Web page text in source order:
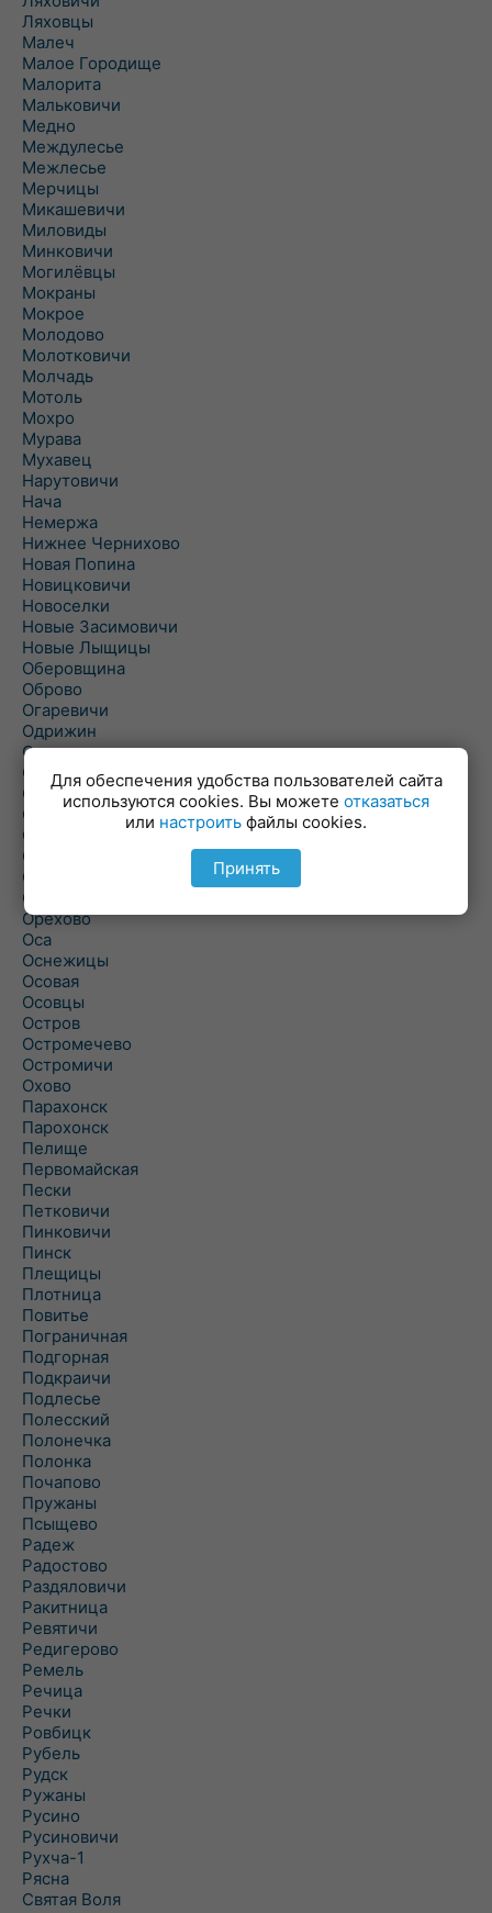
Ляховцы
Малеч
Малое Городище
Малорита
Мальковичи
Медно
Междулесье
Межлесье
Мерчицы
Микашевичи
Миловиды
Минковичи
Могилёвцы
Мокраны
Мокрое
Молодово
Молотковичи
Молчадь
Мотоль
Мохро
Мурава
Мухавец
Нарутовичи
Нача
Немержа
Нижнее Чернихово
Новая Попина
Новицковичи
Новоселки
Новые Засимовичи
Новые Лыщицы
Оберовщина
Оброво
Огаревичи
Одрижин
Оздамичи
Озяты
Олтуш
Ольманы
Ольпень
Ольшаны
Омельная
Ополь
Орехово
Оса
Оснежицы
Осовая
Осовцы
Остров
Остромечево
Остромичи
Охово
Парахонск
Парохонск
Пелище
Первомайская
Пески
Петковичи
Пинковичи
Пинск
Плещицы
Плотница
Повитье
Пограничная
Подгорная
Подкраичи
Подлесье
Полесский
Полонечка
Полонка
Почапово
Пружаны
Псыщево
Радеж
Радостово
Раздяловичи
Ракитница
Ревятичи
Редигерово
Ремель
Речица
Речки
Ровбицк
Рубель
Рудск
Ружаны
Русино
Русиновичи
Рухча-1
Рясна
Святая Воля
Для обеспечения удобства пользователей сайта
используются cookies. Вы можете отказаться
или настроить файлы cookies.
Принять